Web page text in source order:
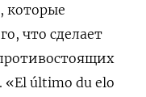
которые
что сделает
«El último du elo